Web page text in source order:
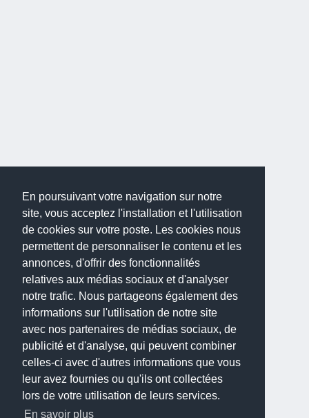
En poursuivant votre navigation sur notre
site, vous acceptez l'installation et l'utilisation
de cookies sur votre poste. Les cookies nous
permettent de personnaliser le contenu et les
annonces, d'offrir des fonctionnalités
relatives aux médias sociaux et d'analyser
notre trafic. Nous partageons également des
informations sur l'utilisation de notre site
avec nos partenaires de médias sociaux, de
publicité et d'analyse, qui peuvent combiner
celles-ci avec d'autres informations que vous
leur avez fournies ou qu'ils ont collectées
lors de votre utilisation de leurs services.
En savoir plus